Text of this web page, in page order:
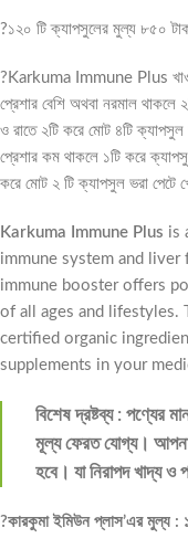
?১২০ টি ক্যাপসুলের মুল্য ৮৫০
?Karkuma Immune Plus
প্রেশার বেশি অথবা নরমাল থাকলে
ও রাতে ২টি করে মোট ৪টি ক্যাপসুল
প্রেশার কম থাকলে ১টি করে
করে মোট ২ টি ক্যাপসুল ভরা পেটে
Karkuma Immune Plus is
immune system and
immune booster offers
of all ages and lifestyles.
certified organic
supplements in your
বিশেষ দ্রষ্টব্য : পণ্যের
মূল্য ফেরত যোগ্য।
হবে। যা নিরাপদ খাদ্য ও
?কারকুমা ইমিউন প্লাস’এর মুল্য